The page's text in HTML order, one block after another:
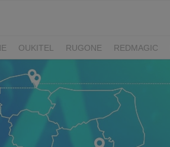
OUKITEL RUGONE REDMAGIC